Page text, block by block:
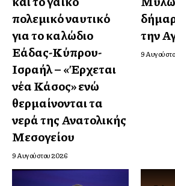
πολεμικό ναυτικό
για το καλώδιο
Ελλάδας-Κύπρου-
Ισραήλ – «Έρχεται
νέα Κάσος» ενώ
θερμαίνονται τα
νερά της Ανατολικής
Μεσογείου
9 Αυγούστου 2026
την
9